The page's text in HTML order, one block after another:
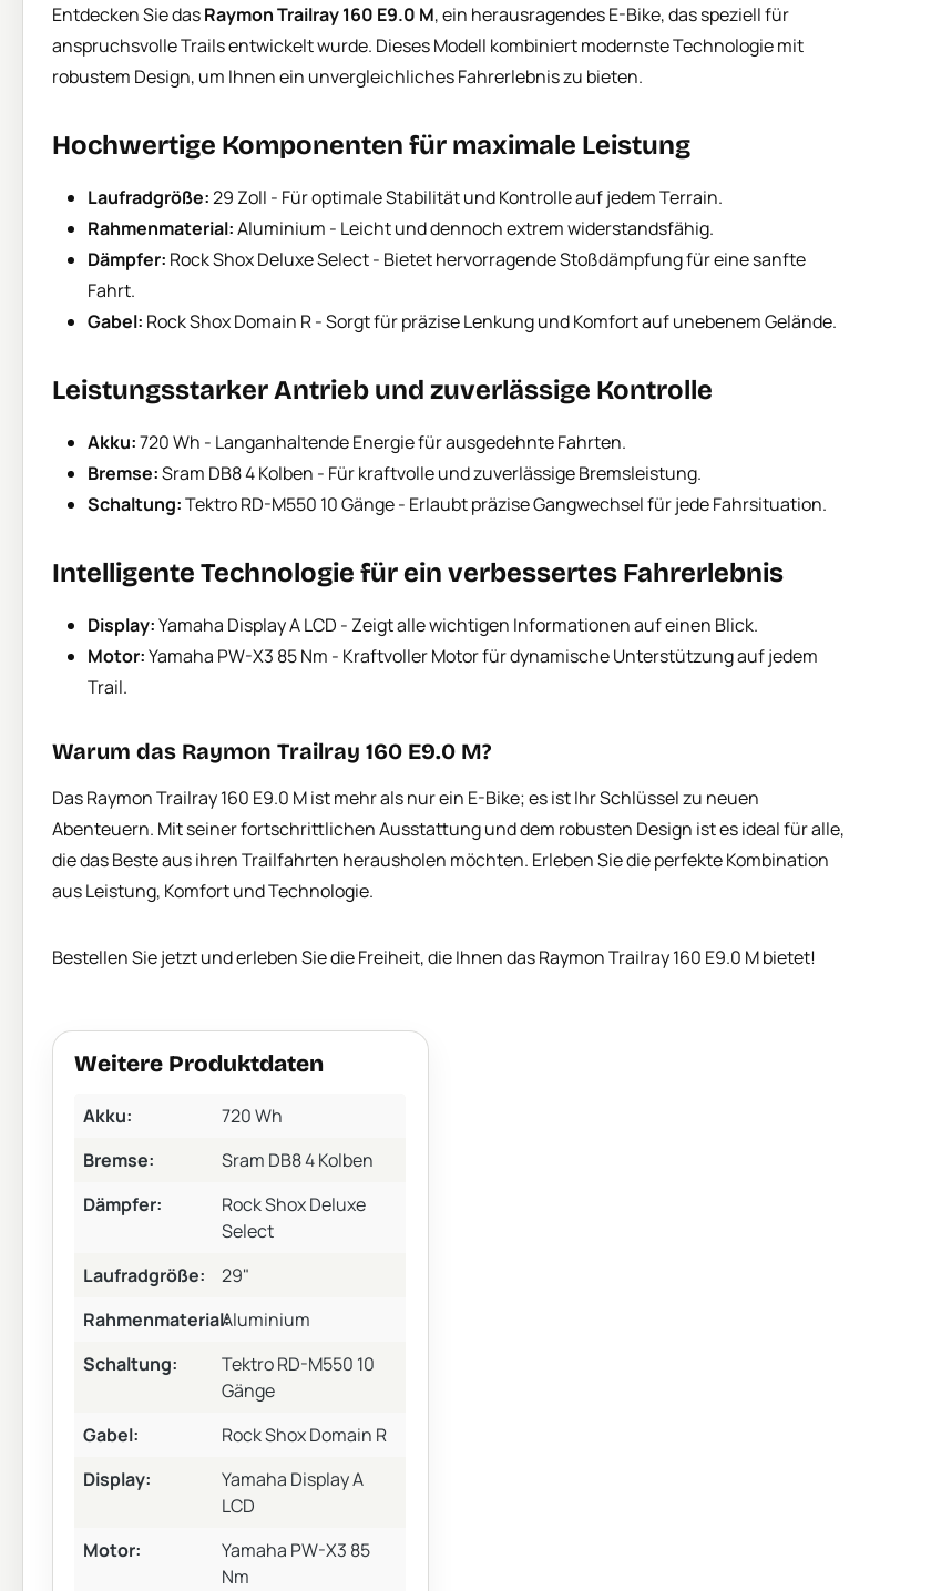
Entdecken Sie dasRaymon Trailray 160 E9.0 M, ein herausragendes E-Bike, das speziell für
anspruchsvolle Trails entwickelt wurde. Dieses Modell kombiniert modernste Technologie mit
robustem Design, um Ihnen ein unvergleichliches Fahrerlebnis zu bieten.
Hochwertige Komponenten für maximale Leistung
Laufradgröße:29 Zoll - Für optimale Stabilität und Kontrolle auf jedem Terrain.
Rahmenmaterial:Aluminium - Leicht und dennoch extrem widerstandsfähig.
Dämpfer: Rock Shox Deluxe Select - Bietet hervorragende Stoßdämpfung für eine sanfte
Fahrt.
Gabel: Rock Shox Domain R - Sorgt für präzise Lenkung und Komfort auf unebenem Gelände.
Leistungsstarker Antrieb und zuverlässige Kontrolle
Akku:720 Wh - Langanhaltende Energie für ausgedehnte Fahrten.
Bremse:Sram DB8 4 Kolben - Für kraftvolle und zuverlässige Bremsleistung.
Schaltung:Tektro RD-M550 10 Gänge - Erlaubt präzise Gangwechsel für jede Fahrsituation.
Intelligente Technologie für ein verbessertes Fahrerlebnis
Display:Yamaha Display A LCD - Zeigt alle wichtigen Informationen auf einen Blick.
Motor:Yamaha PW-X3 85 Nm - Kraftvoller Motor für dynamische Unterstützung auf jedem
Trail.
Warum das Raymon Trailray 160 E9.0 M?
Das Raymon Trailray 160 E9.0 M ist mehr als nur ein E-Bike; es ist Ihr Schlüssel zu neuen
Abenteuern. Mit seiner fortschrittlichen Ausstattung und dem robusten Design ist es ideal für alle,
die das Beste aus ihren Trailfahrten herausholen möchten. Erleben Sie die perfekte Kombination
aus Leistung, Komfort und Technologie.
Bestellen Sie jetzt und erleben Sie die Freiheit, die Ihnen das Raymon Trailray 160 E9.0 M bietet!
Weitere Produktdaten
Akku:
720 Wh
Bremse:
Sram DB8 4 Kolben
Dämpfer:
Rock Shox Deluxe
Select
Laufradgröße:
29"
Rahmenmaterial:Aluminium
Schaltung:
Tektro RD-M550 10
Gänge
Gabel:
Rock Shox Domain R
Display:
Yamaha Display A
LCD
Motor:
Yamaha PW-X3 85
Nm